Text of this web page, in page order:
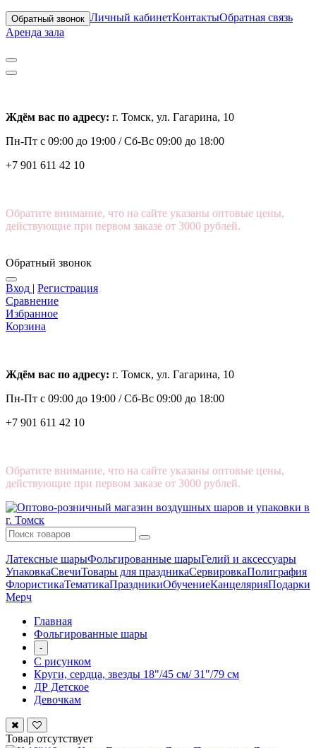
Обратный звонок Личный кабинетКонтактыОбратная связь
Аренда зала
Ждём вас по адресу: г. Томск, ул. Гагарина, 10
Пн-Пт с 09:00 до 19:00 /Сб-Вс 09:00 до 18:00
+7 901 611 42 10
Обратите внимание, что на сайте указаны оптовые цены,
действующие при первом заказе от 3000 рублей.
Обратный звонок
Вход | Регистрация
Сравнение
Избранное
Корзина
Ждём вас по адресу: г. Томск, ул. Гагарина, 10
Пн-Пт с 09:00 до 19:00 /Сб-Вс 09:00 до 18:00
+7 901 611 42 10
Обратите внимание, что на сайте указаны оптовые цены,
действующие при первом заказе от 3000 рублей.
Латексные шарыФольгированные шарыГелий и аксессуары
УпаковкаСвечиТовары для праздникаСервировкаПолиграфия
ФлористикаТематикаПраздникиОбучениеКанцелярияПодарки
Мерч
Главная
Фольгированные шары
-
С рисунком
Круги, сердца, звезды 18"/45 см/ 31"/79 см
ДР Детское
Девочкам
Товар отсутствует